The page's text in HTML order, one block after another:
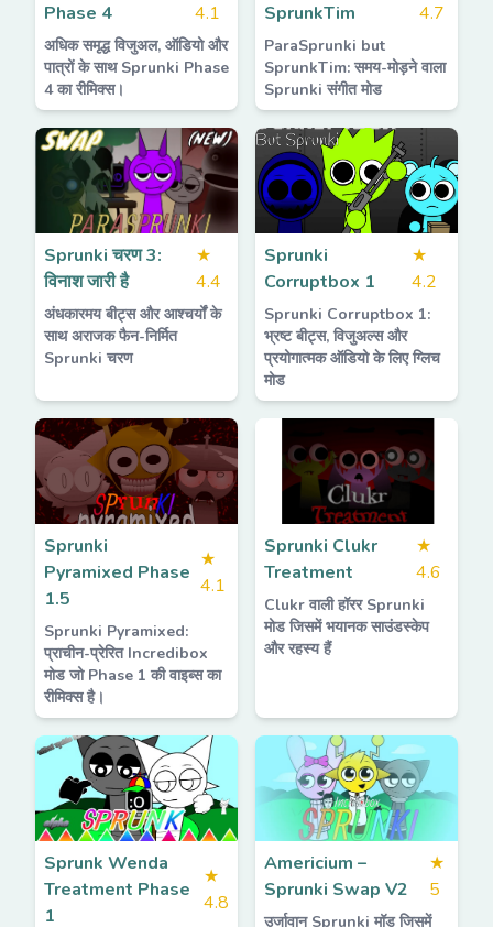
Phase 4
4.1
अधिक समृद्ध विजुअल, ऑडियो और
पात्रों के साथ Sprunki Phase
4 का रीमिक्स।
SprunkTim
4.7
ParaSprunki but
SprunkTim: समय-मोड़ने वाला
Sprunki संगीत मोड
Sprunki चरण 3:
विनाश जारी है
★
4.4
अंधकारमय बीट्स और आश्चर्यों के
साथ अराजक फैन-निर्मित
Sprunki चरण
Sprunki
Corruptbox 1
★
4.2
Sprunki Corruptbox 1:
भ्रष्ट बीट्स, विजुअल्स और
प्रयोगात्मक ऑडियो के लिए ग्लिच
मोड
Sprunki
Pyramixed Phase
1.5
★
4.1
Sprunki Pyramixed:
प्राचीन-प्रेरित Incredibox
मोड जो Phase 1 की वाइब्स का
रीमिक्स है।
Sprunki Clukr
Treatment
★
4.6
Clukr वाली हॉरर Sprunki
मोड जिसमें भयानक साउंडस्केप
और रहस्य हैं
Sprunk Wenda
Treatment Phase
1
★
4.8
Americium –
Sprunki Swap V2
★
5
उर्जावान Sprunki मॉड जिसमें